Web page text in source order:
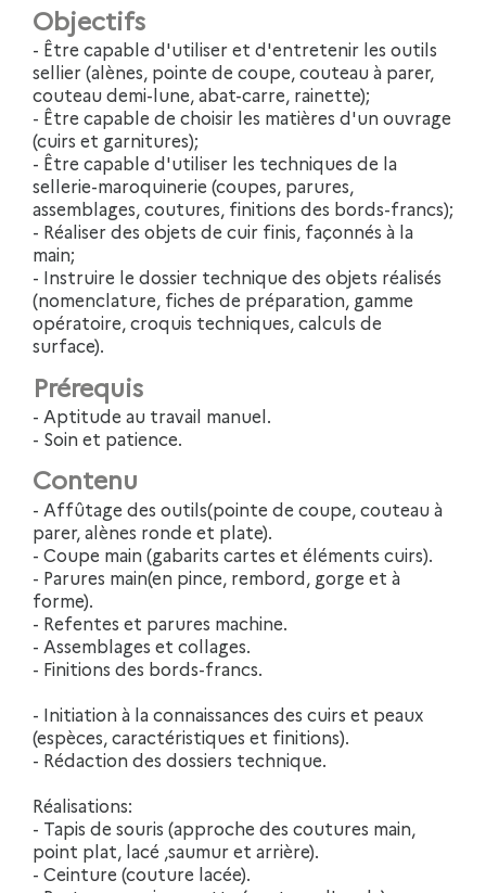
Objectifs
- Être capable d'utiliser et d'entretenir les outils
sellier (alènes, pointe de coupe, couteau à parer,
couteau demi-lune, abat-carre, rainette);
- Être capable de choisir les matières d'un ouvrage
(cuirs et garnitures);
- Être capable d'utiliser les techniques de la
sellerie-maroquinerie (coupes, parures,
assemblages, coutures, finitions des bords-francs);
- Réaliser des objets de cuir finis, façonnés à la
main;
- Instruire le dossier technique des objets réalisés
(nomenclature, fiches de préparation, gamme
opératoire, croquis techniques, calculs de
surface).
Prérequis
- Aptitude au travail manuel.
- Soin et patience.
Contenu
- Affûtage des outils(pointe de coupe, couteau à
parer, alènes ronde et plate).
- Coupe main (gabarits cartes et éléments cuirs).
- Parures main(en pince, rembord, gorge et à
forme).
- Refentes et parures machine.
- Assemblages et collages.
- Finitions des bords-francs.
- Initiation à la connaissances des cuirs et peaux
(espèces, caractéristiques et finitions).
- Rédaction des dossiers technique.
Réalisations:
- Tapis de souris (approche des coutures main,
point plat, lacé ,saumur et arrière).
- Ceinture (couture lacée).